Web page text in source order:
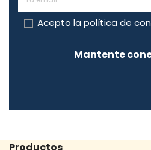
Acepto la política de
Mantente